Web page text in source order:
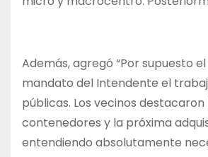
Además, agregó “Por supuesto
mandato del Intendente el
públicas. Los vecinos
contenedores y la próxima
entendiendo absolutamente